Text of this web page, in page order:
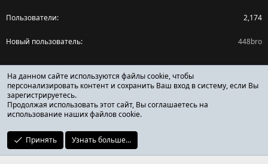
Пользователи 2,174
Новый пользователь 448bro
Поделиться страницей
Facebook
X (Twitter)
Reddit
ОТЗЫВЫ ОНЛАЙН ФОРУМ
На данном сайте используются файлы cookie, чтобы
персонализировать контент и сохранить Ваш вход в систему, если Вы
зарегистрируетесь.
Продолжая использовать этот сайт, Вы соглашаетесь на
использование наших файлов cookie.
Принять Узнать больше...